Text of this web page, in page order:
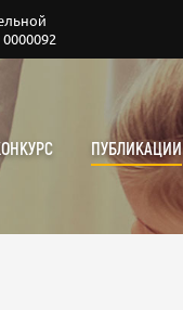
ПУБЛИКАЦИИ